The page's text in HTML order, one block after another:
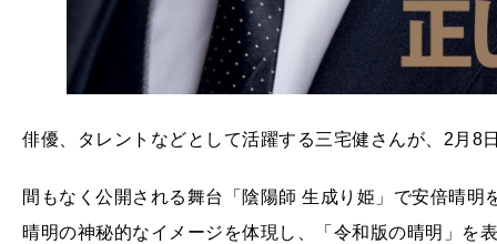
俳優、タレントなどとして活躍する三宅健さんが、2月8
間もなく公開される舞台「陰陽師 生成り姫」で安倍晴
晴明の神秘的なイメージを体現し、「令和版の晴明」を